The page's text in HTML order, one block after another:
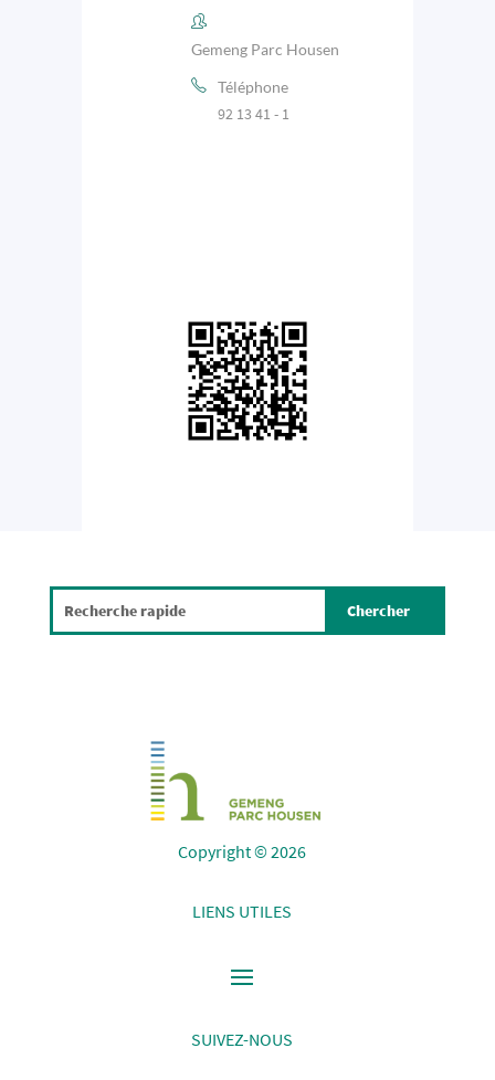
Gemeng Parc Housen
Téléphone
92 13 41 - 1
Copyright © 2026
LIENS UTILES
SUIVEZ-NOUS